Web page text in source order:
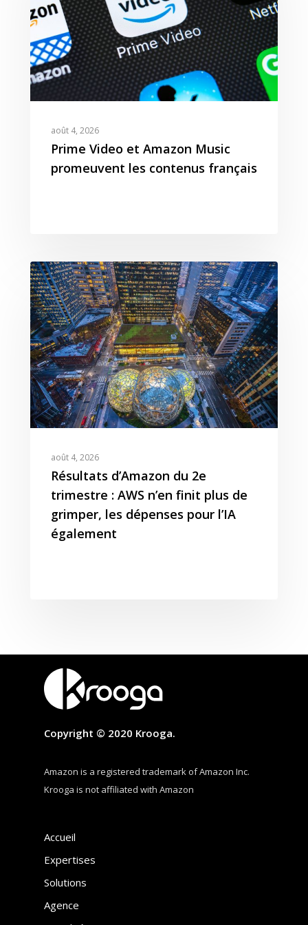
août 4, 2026
Prime Video et Amazon Music
promeuvent les contenus français
août 4, 2026
Résultats d’Amazon du 2e
trimestre : AWS n’en finit plus de
grimper, les dépenses pour l’IA
également
Copyright © 2020 Krooga.
Amazon is a registered trademark of Amazon Inc.
Krooga is not affiliated with Amazon
Accueil
Expertises
Solutions
Agence
Agence Amazon Ads
Partner
Nos Podcasts
Nos Vidéos
Krooga SAS
38 Avenue de Saxe, 69006
T:+ 33 04 78 52 38 15